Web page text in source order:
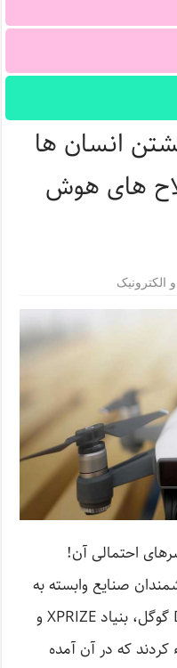
انسان ها
های هوش
الکترونیک
احتمالی آن!
صنایع وابسته به
شامل بخش DeepMind گوگل، بنیاد XPRIZE و
که در آن آمده